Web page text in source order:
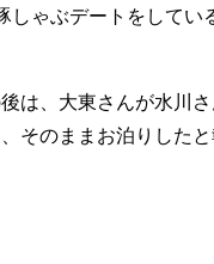
しゃぶデートをしてい
は、大東さんが水川
そのままお泊りした